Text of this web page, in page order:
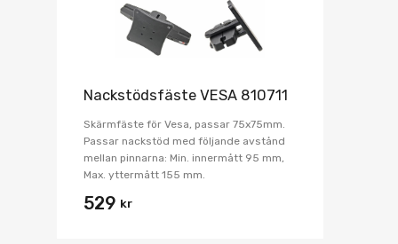
Nackstödsfäste VESA 810711
Skärmfäste för Vesa, passar 75x75mm.
Passar nackstöd med följande avstånd
mellan pinnarna: Min. innermått 95 mm,
Max. yttermått 155 mm.
529 kr